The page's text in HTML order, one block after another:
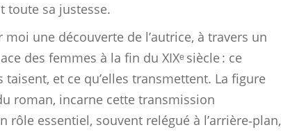
toute sa justesse.
une découverte de l’autrice, à travers un
des femmes à la fin du XIXᵉ siècle : ce
taisent, et ce qu’elles transmettent. La figure
roman, incarne cette transmission
rôle essentiel, souvent relégué à l’arrière‑plan,